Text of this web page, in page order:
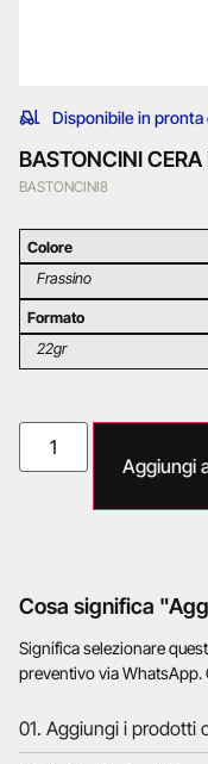
Disponibile in pronta
BASTONCINI
BASTONCINI8
Colore
Frassino
Formato
22gr
Aggiungi
Cosa significa
Significa selezionare
preventivo via WhatsApp.
01. Aggiungi i prodotti